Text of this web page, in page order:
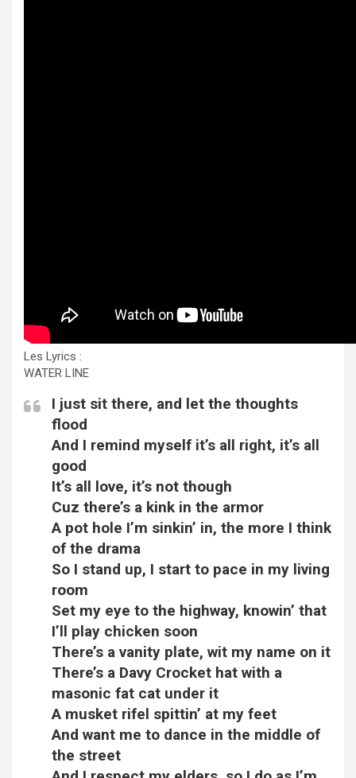
Les Lyrics :
WATER LINE
I just sit there, and let the thoughts
flood
And I remind myself it’s all right, it’s all
good
It’s all love, it’s not though
Cuz there’s a kink in the armor
A pot hole I’m sinkin’ in, the more I think
of the drama
So I stand up, I start to pace in my living
room
Set my eye to the highway, knowin’ that
I’ll play chicken soon
There’s a vanity plate, wit my name on it
There’s a Davy Crocket hat with a
masonic fat cat under it
A musket rifel spittin’ at my feet
And want me to dance in the middle of
the street